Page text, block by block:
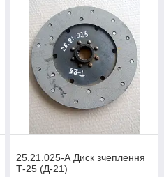
25.21.025-А Диск зчеплення
Т-25 (Д-21)